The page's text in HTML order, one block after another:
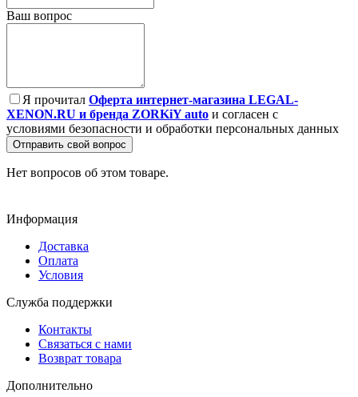
Ваш вопрос
Я прочитал Оферта интернет-магазина LEGAL-
XENON.RU и бренда ZORKiY auto и согласен с
условиями безопасности и обработки персональных данных
Отправить свой вопрос
Нет вопросов об этом товаре.
Информация
Доставка
Оплата
Условия
Служба поддержки
Контакты
Связаться с нами
Возврат товара
Дополнительно